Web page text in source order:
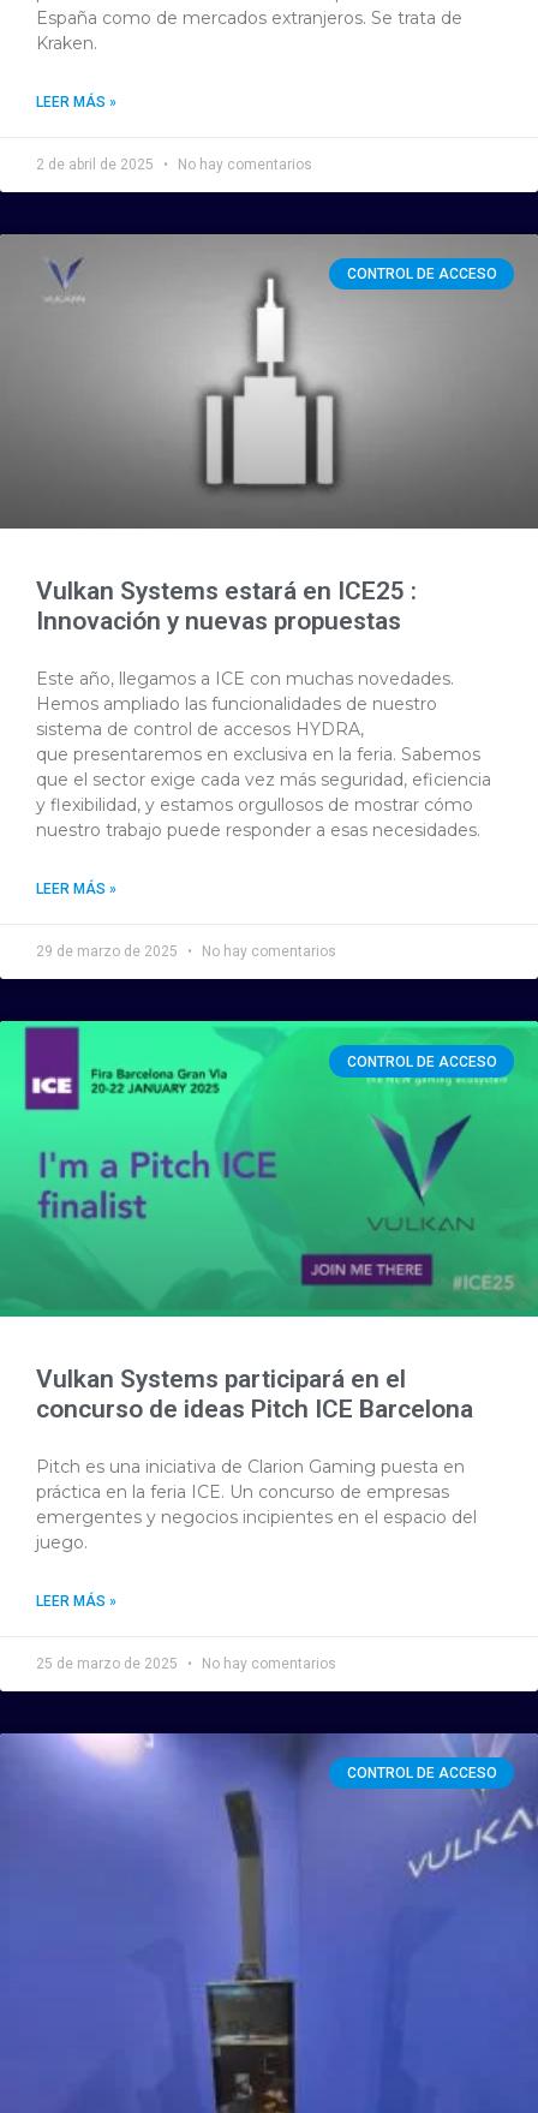
España como de mercados extranjeros. Se trata de
Kraken.
LEER MÁS »
2 de abril de 2025 No hay comentarios
CONTROL DE ACCESO
Vulkan Systems estará en ICE25 :
Innovación y nuevas propuestas
Este año, llegamos a ICE con muchas novedades.
Hemos ampliado las funcionalidades de nuestro
sistema de control de accesos HYDRA,
que presentaremos en exclusiva en la feria. Sabemos
que el sector exige cada vez más seguridad, eficiencia
y flexibilidad, y estamos orgullosos de mostrar cómo
nuestro trabajo puede responder a esas necesidades.
LEER MÁS »
29 de marzo de 2025 No hay comentarios
CONTROL DE ACCESO
Vulkan Systems participará en el
concurso de ideas Pitch ICE Barcelona
Pitch es una iniciativa de Clarion Gaming puesta en
práctica en la feria ICE. Un concurso de empresas
emergentes y negocios incipientes en el espacio del
juego.
LEER MÁS »
25 de marzo de 2025 No hay comentarios
CONTROL DE ACCESO